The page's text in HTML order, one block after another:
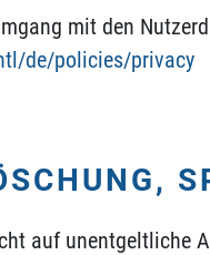
mit den
de/policies/privacy
auf unentgeltliche